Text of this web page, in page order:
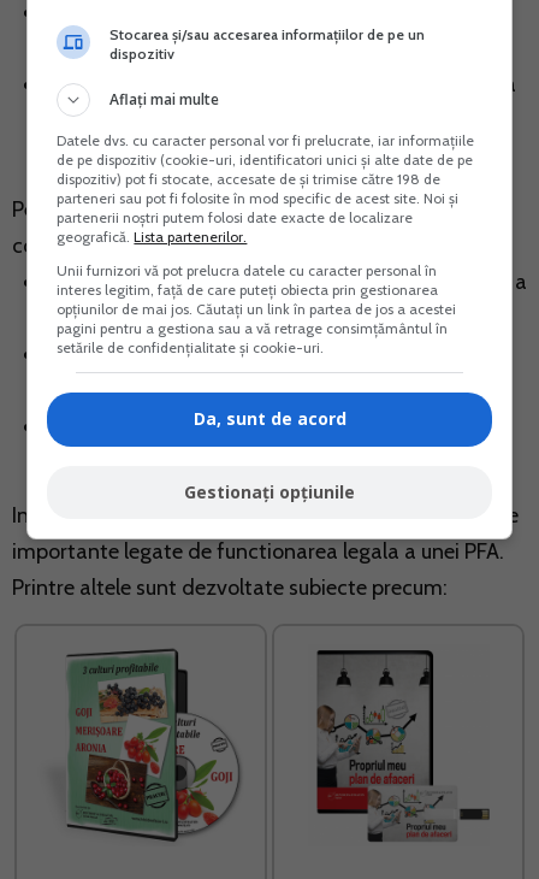
intocmit, registre si studii de caz
calculul obligatiilor fiscale, declaratia unica anuala
si alte declaratii.
Pentru a veni in sprijinul persoanelor fizice, lucrarea
contine de asemenea:
explicatii clare privind succesiunea logica si legala a
activitatilor
modele de calcul detaliate pentru intelegerea
usoara si asimilarea rapida a cerintelor legislative
informatii, link-uri, adrese utile pentru respectarea
In cuprinsul lucrarii gasesti dezvoltate toate subiectele
importante legate de functionarea legala a unei PFA.
Printre altele sunt dezvoltate subiecte precum:
Stocarea și/sau accesarea informațiilor de pe un
dispozitiv
Aflați mai multe
Datele dvs. cu caracter personal vor fi prelucrate, iar informațiile
de pe dispozitiv (cookie-uri, identificatori unici și alte date de pe
dispozitiv) pot fi stocate, accesate de și trimise către 198 de
parteneri sau pot fi folosite în mod specific de acest site. Noi și
partenerii noștri putem folosi date exacte de localizare
geografică.Lista partenerilor.
Unii furnizori vă pot prelucra datele cu caracter personal în
interes legitim, față de care puteți obiecta prin gestionarea
opțiunilor de mai jos. Căutați un link în partea de jos a acestei
pagini pentru a gestiona sau a vă retrage consimțământul în
setările de confidențialitate și cookie-uri.
Da, sunt de acord
Gestionați opțiunile